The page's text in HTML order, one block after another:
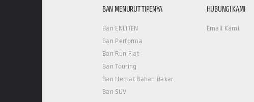
BAN MENURUT TIPENYA
Ban ENLITEN
Ban Performa
Ban Run Flat
Ban Touring
Ban Hemat Bahan Bakar
Ban SUV
HUBUNGI KAMI
Email Kami